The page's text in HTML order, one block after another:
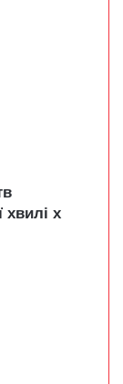
хвилі х